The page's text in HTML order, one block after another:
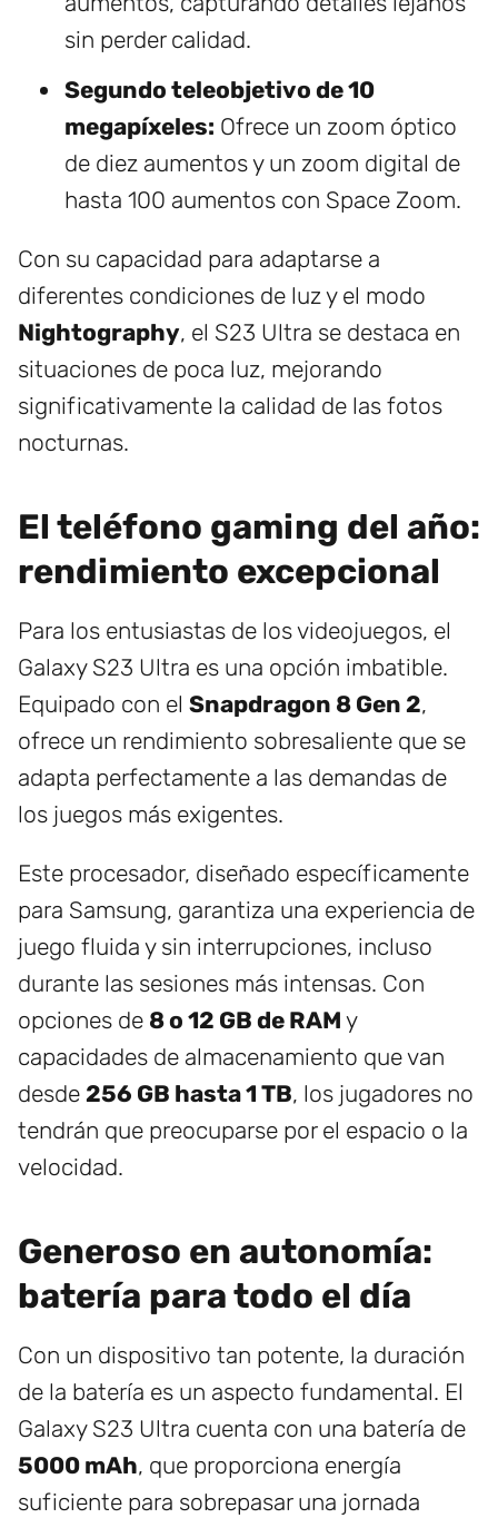
sin perder calidad.
Segundo teleobjetivo de 10
megapíxeles: Ofrece un zoom óptico
de diez aumentos y un zoom digital de
hasta 100 aumentos con Space Zoom.
Con su capacidad para adaptarse a
diferentes condiciones de luz y el modo
Nightography, el S23 Ultra se destaca en
situaciones de poca luz, mejorando
significativamente la calidad de las fotos
nocturnas.
El teléfono gaming del año:
rendimiento excepcional
Para los entusiastas de los videojuegos, el
Galaxy S23 Ultra es una opción imbatible.
Equipado con el Snapdragon 8 Gen 2,
ofrece un rendimiento sobresaliente que se
adapta perfectamente a las demandas de
los juegos más exigentes.
Este procesador, diseñado específicamente
para Samsung, garantiza una experiencia de
juego fluida y sin interrupciones, incluso
durante las sesiones más intensas. Con
opciones de 8 o 12 GB de RAM y
capacidades de almacenamiento que van
desde 256 GB hasta 1 TB, los jugadores no
tendrán que preocuparse por el espacio o la
velocidad.
Generoso en autonomía:
batería para todo el día
Con un dispositivo tan potente, la duración
de la batería es un aspecto fundamental. El
Galaxy S23 Ultra cuenta con una batería de
5000 mAh, que proporciona energía
suficiente para sobrepasar una jornada